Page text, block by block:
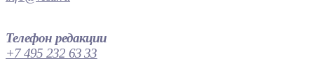
Телефон редакции
+7 495 232 63 33